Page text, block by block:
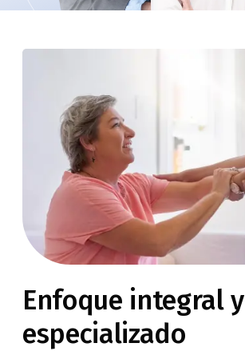
Enfoque integral y
especializado